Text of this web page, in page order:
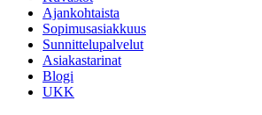
Ajankohtaista
Sopimusasiakkuus
Sunnittelupalvelut
Asiakastarinat
Blogi
UKK